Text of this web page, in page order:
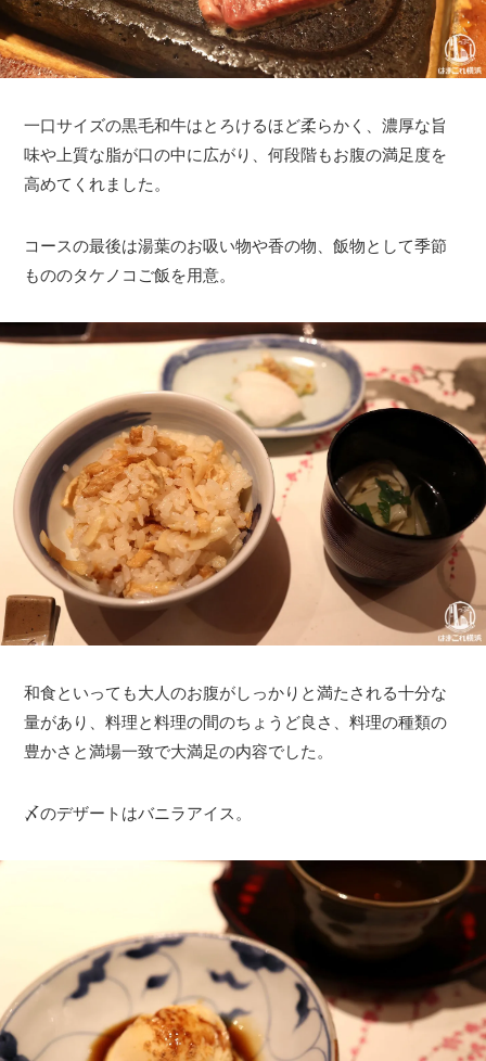
一口サイズの黒毛和牛はとろけるほど柔らかく、濃厚な旨
味や上質な脂が口の中に広がり、何段階もお腹の満足度を
高めてくれました。
コースの最後は湯葉のお吸い物や香の物、飯物として季節
もののタケノコご飯を用意。
和食といっても大人のお腹がしっかりと満たされる十分な
量があり、料理と料理の間のちょうど良さ、料理の種類の
豊かさと満場一致で大満足の内容でした。
〆のデザートはバニラアイス。